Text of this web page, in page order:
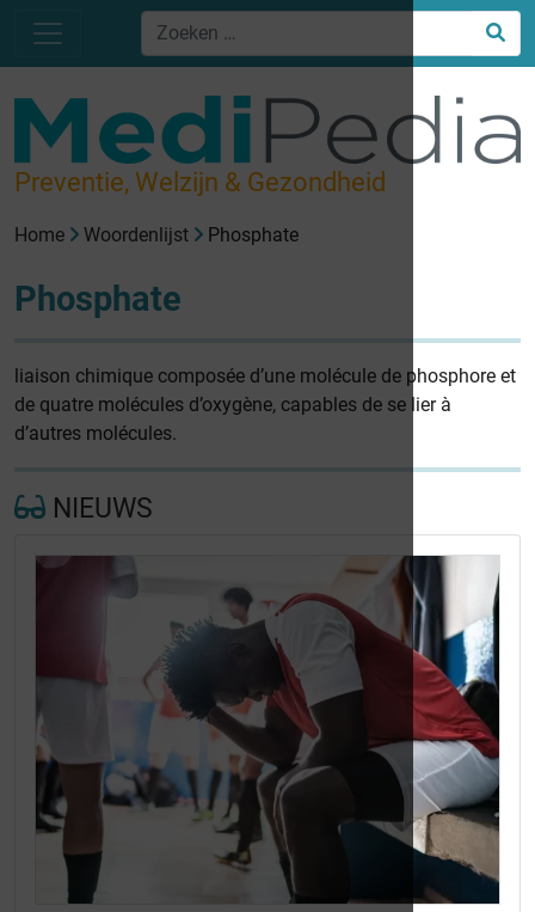
Preventie, Welzijn & Gezondheid
Home Woordenlijst Phosphate
Phosphate
liaison chimique composée d’une molécule de phosphore et
de quatre molécules d’oxygène, capables de se lier à
d’autres molécules.
NIEUWS